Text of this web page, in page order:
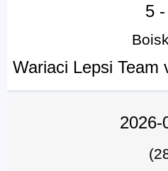
5-
Wariaci Lepsi Team
2026-